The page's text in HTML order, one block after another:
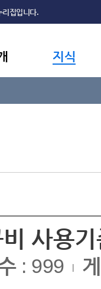
리집입니다.
지식
사용
: 999 |